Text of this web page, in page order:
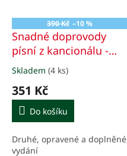
390 Kč –10 %
Snadné doprovody
písní z kancionálu -
komplet
Průměrné
hodnocení
produktu
5,0
5
hvězdiček.
Skladem (4 ks)
351 Kč
Do košíku
Druhé, opravené a doplněné
vydání